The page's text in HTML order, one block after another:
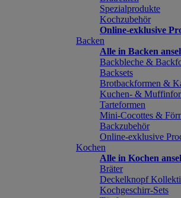
Spezialprodukte
Kochzubehör
Online-exklusive
Backen
Alle in Backen
Backbleche &
Backsets
Brotbackformen &
Kuchen- &
Tarteformen
Mini-Cocottes &
Backzubehör
Online-exklusive
Kochen
Alle in Kochen
Bräter
Deckelknopf
Kochgeschirr-Sets